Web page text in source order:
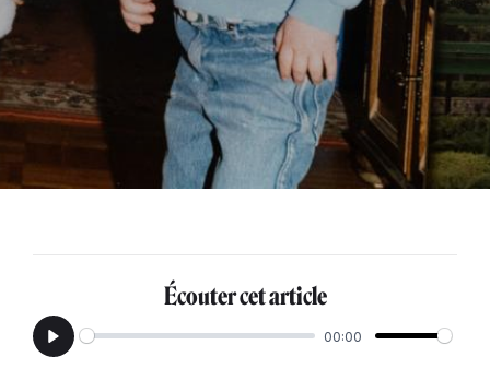
Écouter cet article
Play
00:00